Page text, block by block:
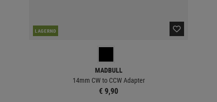
LAGERND
MADBULL
14mm CW to CCW Adapter
€ 9,90